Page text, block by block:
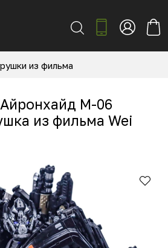
из фильма
M-06
из фильма Wei